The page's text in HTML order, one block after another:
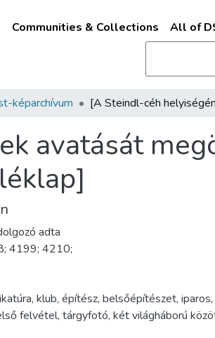
Communities & Collections All of
képarchívum
avatását
adta
4199; 4210;
, klub, építész, belsőépítészet, iparos,
felvétel, tárgyfotó, két világháború